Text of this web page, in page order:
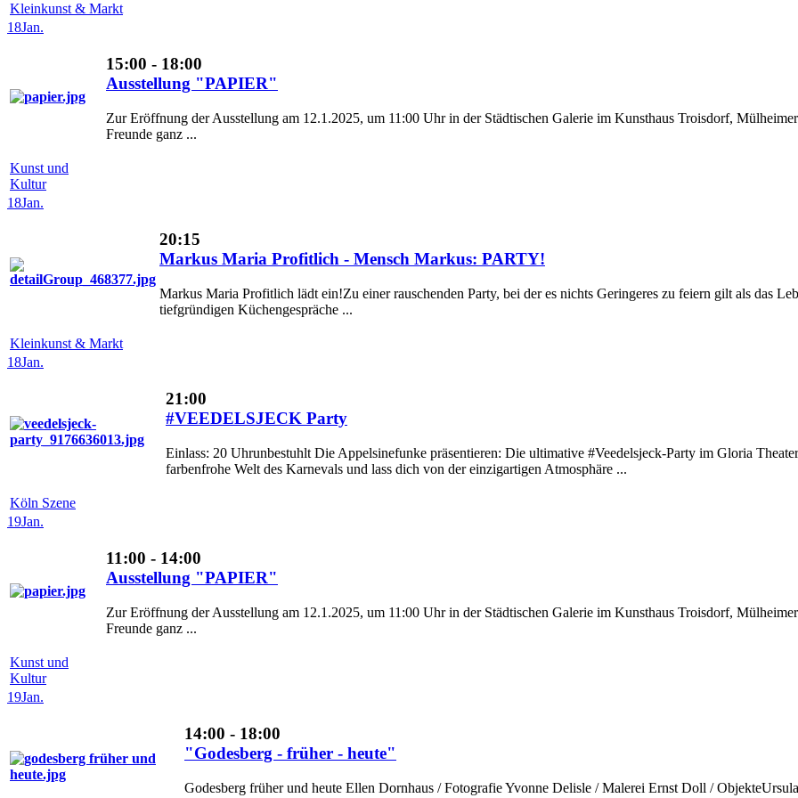
Kleinkunst & Markt
18Jan.
15:00 - 18:00
Ausstellung "PAPIER"
Zur Eröffnung der Ausstellung am 12.1.2025, um 11:00 Uhr in der Städtischen Galerie im Kunsthaus Troisdorf,
Freunde ganz ...
Kunst und
Kultur
18Jan.
20:15
Markus Maria Profitlich - Mensch Markus: PARTY!
Markus Maria Profitlich lädt ein!Zu einer rauschenden Party, bei der es nichts Geringeres zu feiern gilt als das
tiefgründigen Küchengespräche ...
Kleinkunst & Markt
18Jan.
21:00
#VEEDELSJECK Party
Einlass: 20 Uhrunbestuhlt Die Appelsinefunke präsentieren: Die ultimative #Veedelsjeck-Party im Gloria
farbenfrohe Welt des Karnevals und lass dich von der einzigartigen Atmosphäre ...
Köln Szene
19Jan.
11:00 - 14:00
Ausstellung "PAPIER"
Zur Eröffnung der Ausstellung am 12.1.2025, um 11:00 Uhr in der Städtischen Galerie im Kunsthaus Troisdorf,
Freunde ganz ...
Kunst und
Kultur
19Jan.
14:00 - 18:00
"Godesberg - früher - heute"
Godesberg früher und heute Ellen Dornhaus / Fotografie Yvonne Delisle / Malerei Ernst Doll /